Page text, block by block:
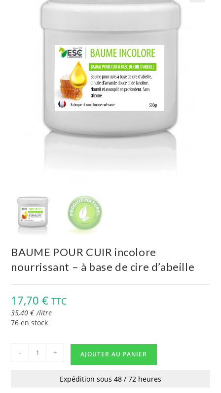
BAUME POUR CUIR incolore
nourrissant – à base de cire d’abeille
17,70€ TTC
35,40€ /litre
76 en stock
- + AJOUTER AU PANIER
Expédition sous 48 / 72 heures